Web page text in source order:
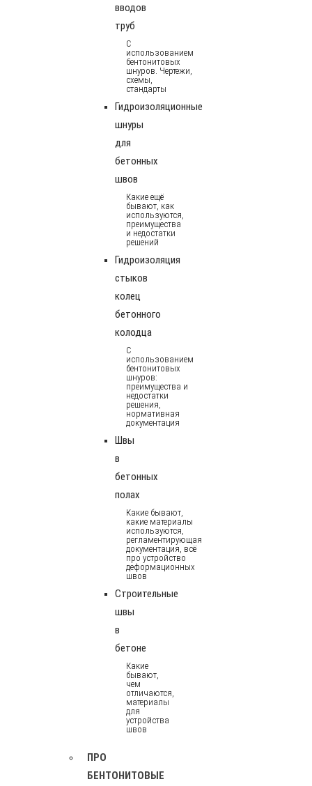
вводов
труб
С
использованием
бентонитовых
шнуров. Чертежи,
схемы,
стандарты
Гидроизоляционные
шнуры
для
бетонных
швов
Какие ещё
бывают, как
используются,
преимущества
и недостатки
решений
Гидроизоляция
стыков
колец
бетонного
колодца
С
использованием
бентонитовых
шнуров:
преимущества и
недостатки
решения,
нормативная
документация
Швы
в
бетонных
полах
Какие бывают,
какие материалы
используются,
регламентирующая
документация, всё
про устройство
деформационных
швов
Строительные
швы
в
бетоне
Какие
бывают,
чем
отличаются,
материалы
для
устройства
швов
ПРО
БЕНТОНИТОВЫЕ